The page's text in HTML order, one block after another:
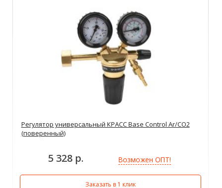
Регулятор универсальный КРАСС Base Control Ar/CО2
(поверенный)
5 328 р. Возможен ОПТ!
Заказать в 1 клик